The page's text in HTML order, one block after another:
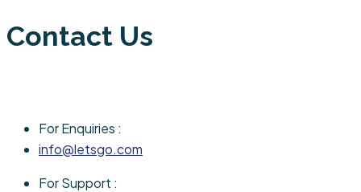
Contact Us
For Enquiries :
info@letsgo.com
For Support :